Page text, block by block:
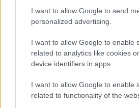
I want to allow Google to send
personalized advertising.
I want to allow Google to enable
related to analytics like cookies
device identifiers in apps.
I want to allow Google to enable
related to functionality of the
VAJDASÁGI SZÍNHÁZI
MUTATKOZNAK BE A 13.